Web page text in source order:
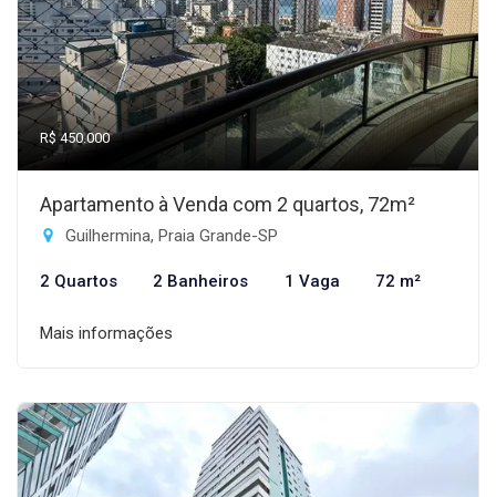
R$ 450.000
Apartamento à Venda com 2 quartos, 72m²
Guilhermina, Praia Grande-SP
2 Quartos 2 Banheiros 1 Vaga 72 m²
Mais informações